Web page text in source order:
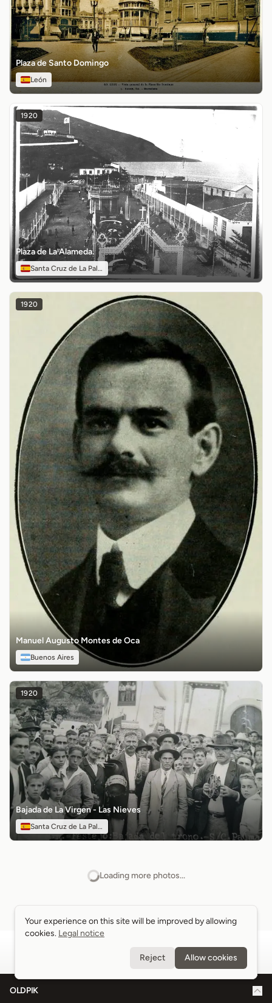
Plaza de Santo Domingo
León
1920
Plaza de La Alameda.
Santa Cruz de La Palma
1920
Manuel Augusto Montes de Oca
Buenos Aires
1920
Bajada de La Virgen - Las Nieves
Santa Cruz de La Palma
Loading more photos...
OLDPIK
Your experience on this site will be improved by allowing
cookies. Legal notice
Reject Allow cookies
Your experience on this site will be improved by allowing
cookies. Legal notice
Reject Allow cookies